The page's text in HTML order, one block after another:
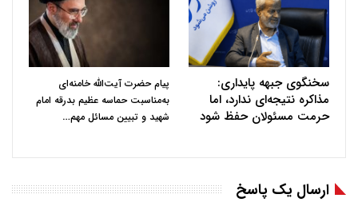
سخنگوی جبهه پایداری:
مذاکره نتیجه‌ای ندارد، اما
حرمت مسئولان حفظ شود
پیام حضرت آیت‌الله خامنه‌ای
به‌مناسبت حماسه عظیم بدرقه امام
شهید و تبیین مسائل مهم…
ارسال یک پاسخ